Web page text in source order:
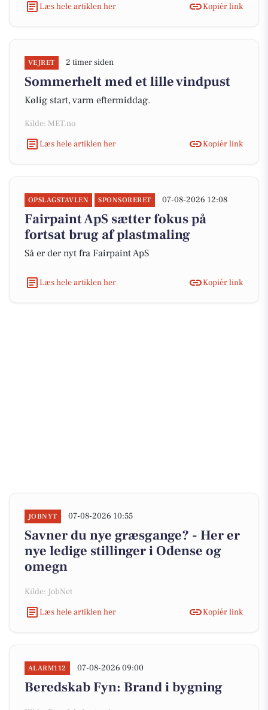
Læs hele artiklen her
Kopiér link
VEJRET 2 timer siden
Sommerhelt med et lille vindpust
Kølig start, varm eftermiddag.
Kilde: MET.no
Læs hele artiklen her
Kopiér link
OPSLAGSTAVLEN SPONSORERET 07-08-2026 12:08
Fairpaint ApS sætter fokus på
fortsat brug af plastmaling
Så er der nyt fra Fairpaint ApS
Læs hele artiklen her Kopiér link
JOBNYT 07-08-2026 10:55
Savner du nye græsgange? - Her er
nye ledige stillinger i Odense og
omegn
Kilde: JobNet
Læs hele artiklen her
Kopiér link
ALARM112 07-08-2026 09:00
Beredskab Fyn: Brand i bygning